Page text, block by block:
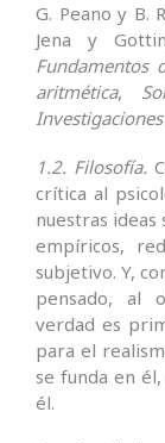
G. Peano y B.
Jena y
Fundamentos
aritmética,
1.2. Filosofía.
crítica al
nuestras ideas
empíricos,
subjetivo. Y,
pensado, al
verdad es
para el
se funda en
él.